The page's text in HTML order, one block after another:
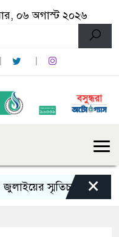
০৬ অগাস্ট ২০২৬
স্মৃতিচারণ: গুমের×